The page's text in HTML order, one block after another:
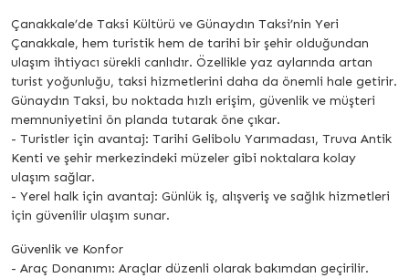
Çanakkale’de Taksi Kültürü ve Günaydın Taksi’nin Yeri
Çanakkale, hem turistik hem de tarihi bir şehir olduğundan
ulaşım ihtiyacı sürekli canlıdır. Özellikle yaz aylarında artan
turist yoğunluğu, taksi hizmetlerini daha da önemli hale getirir.
Günaydın Taksi, bu noktada hızlı erişim, güvenlik ve müşteri
memnuniyetini ön planda tutarak öne çıkar.
- Turistler için avantaj: Tarihi Gelibolu Yarımadası, Truva Antik
Kenti ve şehir merkezindeki müzeler gibi noktalara kolay
ulaşım sağlar.
- Yerel halk için avantaj: Günlük iş, alışveriş ve sağlık hizmetleri
için güvenilir ulaşım sunar.
Güvenlik ve Konfor
- Araç Donanımı: Araçlar düzenli olarak bakımdan geçirilir.